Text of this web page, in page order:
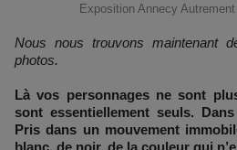
Exposition Annecy
Nous nous trouvons maintenant devant une autre série de
photos.
Là vos personnages ne sont
sont essentiellement seuls.
Pris dans un mouvement
blanc, de noir, de la couleur qui